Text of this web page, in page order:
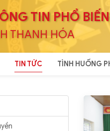
TIN PHỔ
THANH HÓA
TIN TỨC TÌNH HUỐNG